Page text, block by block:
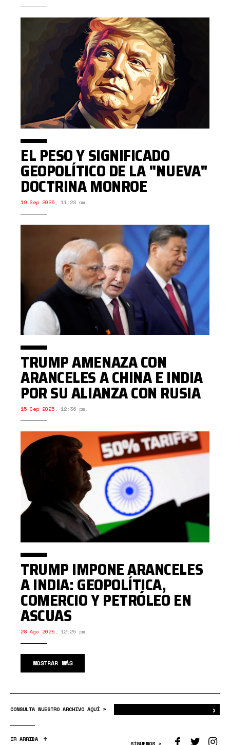
EL PESO Y SIGNIFICADO
GEOPOLÍTICO DE LA "NUEVA"
DOCTRINA MONROE
19 Sep 2025, 11:28 am.
TRUMP AMENAZA CON
ARANCELES A CHINA E INDIA
POR SU ALIANZA CON RUSIA
15 Sep 2025, 12:36 pm.
TRUMP IMPONE ARANCELES
A INDIA: GEOPOLÍTICA,
COMERCIO Y PETRÓLEO EN
ASCUAS
28 Ago 2025, 12:25 pm.
MOSTRAR MÁS
CONSULTA NUESTRO ARCHIVO AQUÍ > ›
IR ARRIBA